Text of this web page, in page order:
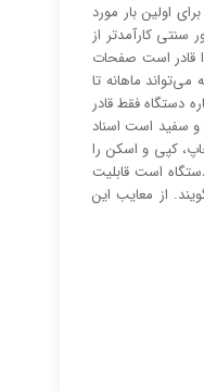
کپی برای اولین بار مورد
سنتی کارآمد‌‌تر از
قادر است صفحات
ماهانه تا
دستگاه فقط قادر
سفید است اسناد
کپی و اسکن را
است قابلیت
از معایب این